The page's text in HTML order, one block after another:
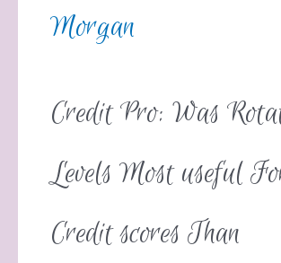
Morgan
Credit Pro: Was
Levels Most useful
Credit scores Than